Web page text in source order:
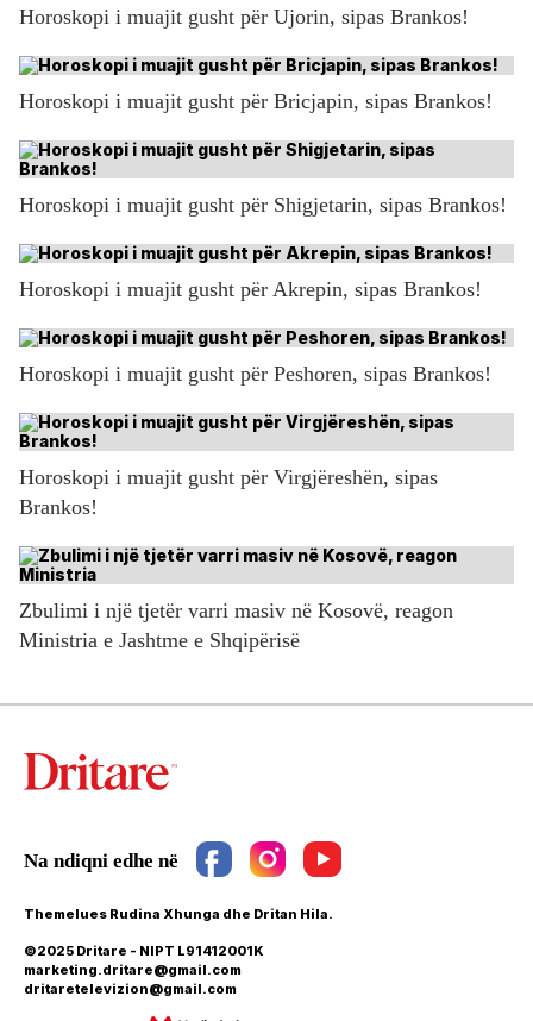
Horoskopi i muajit gusht për Ujorin, sipas Brankos!
Horoskopi i muajit gusht për Bricjapin, sipas Brankos!
Horoskopi i muajit gusht për Shigjetarin, sipas Brankos!
Horoskopi i muajit gusht për Akrepin, sipas Brankos!
Horoskopi i muajit gusht për Peshoren, sipas Brankos!
Horoskopi i muajit gusht për Virgjëreshën, sipas
Brankos!
Zbulimi i një tjetër varri masiv në Kosovë, reagon
Ministria e Jashtme e Shqipërisë
Themelues Rudina Xhunga dhe Dritan Hila.
©2025 Dritare - NIPT L91412001K
marketing.dritare@gmail.com
dritaretelevizion@gmail.com